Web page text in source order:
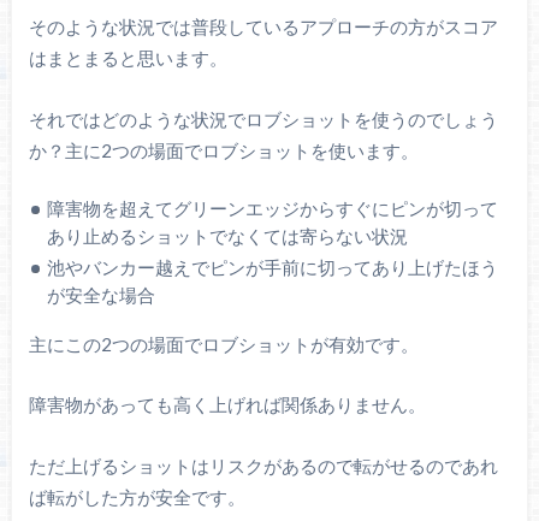
そのような状況では普段しているアプローチの方がスコア
はまとまると思います。
それではどのような状況でロブショットを使うのでしょう
か？主に2つの場面でロブショットを使います。
障害物を超えてグリーンエッジからすぐにピンが切って
あり止めるショットでなくては寄らない状況
池やバンカー越えでピンが手前に切ってあり上げたほう
が安全な場合
主にこの2つの場面でロブショットが有効です。
障害物があっても高く上げれば関係ありません。
ただ上げるショットはリスクがあるので転がせるのであれ
ば転がした方が安全です。